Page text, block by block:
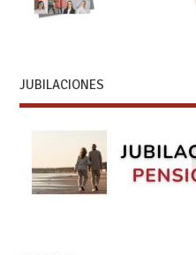
JUBILACIONES